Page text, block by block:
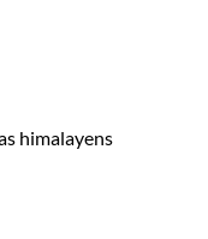
himalayens